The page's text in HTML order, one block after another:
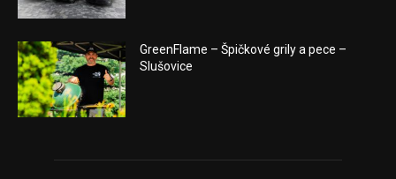
GreenFlame – Špičkové grily a pece –
Slušovice